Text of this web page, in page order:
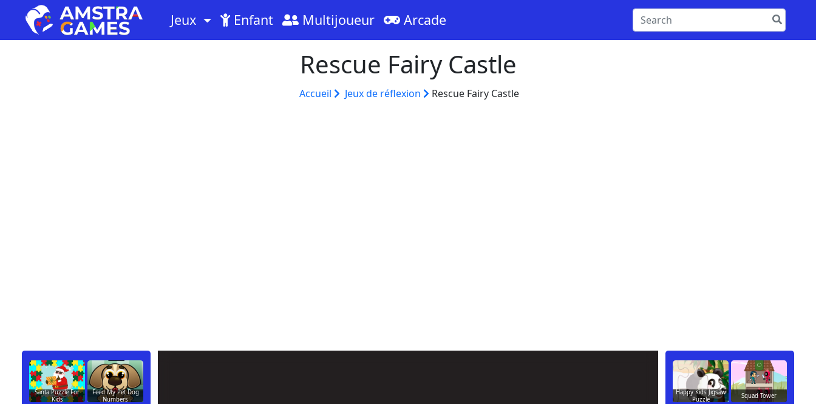
Jeux Enfant Multijoueur Arcade
Rescue Fairy Castle
Accueil Jeux de réflexion Rescue Fairy Castle
Santa Puzzle For
Kids
Feed My Pet Dog
Numbers
Happy Kids Jigsaw
Puzzle
Squad Tower